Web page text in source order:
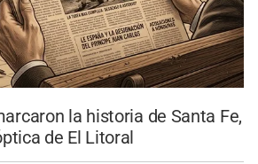
la historia de Santa Fe,
de El Litoral